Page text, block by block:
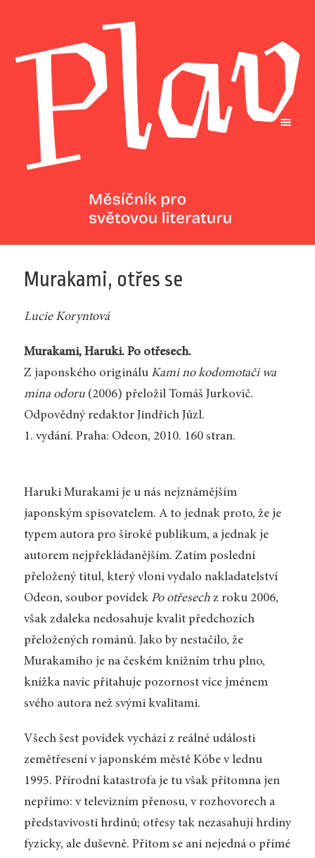
Murakami, otřes se
Lucie Koryntová
Murakami, Haruki. Po otřesech.
Z japonského originálu Kami no kodomotači wa
mina odoru(2006) přeložil Tomáš Jurkovič.
Odpovědný redaktor Jindřich Jůzl.
1. vydání. Praha: Odeon, 2010. 160 stran.
Haruki Murakami je u nás nejznámějším
japonským spisovatelem. A to jednak proto, že je
typem autora pro široké publikum, a jednak je
autorem nejpřekládanějším. Zatím poslední
přeložený titul, který vloni vydalo nakladatelství
Odeon, soubor povídek Po otřesechz roku 2006,
však zdaleka nedosahuje kvalit předchozích
přeložených románů. Jako by nestačilo, že
Murakamiho je na českém knižním trhu plno,
knížka navíc přitahuje pozornost více jménem
svého autora než svými kvalitami.
Všech šest povídek vychází z reálné události
zemětřesení v japonském městě Kóbe v lednu
1995. Přírodní katastrofa je tu však přítomna jen
nepřímo: v televizním přenosu, v rozhovorech a
představivosti hrdinů; otřesy tak nezasahují hrdiny
fyzicky, ale duševně. Přitom se ani nejedná o přímé